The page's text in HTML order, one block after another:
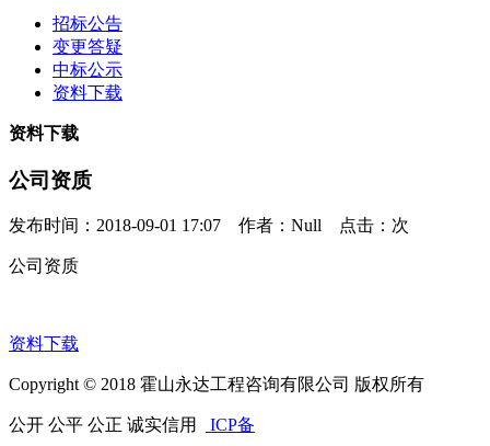
招标公告
变更答疑
中标公示
资料下载
资料下载
公司资质
发布时间：2018-09-01 17:07 作者：Null 点击： 次
公司资质
资料下载
Copyright © 2018 霍山永达工程咨询有限公司 版权所有
公开 公平 公正 诚实信用 ICP备